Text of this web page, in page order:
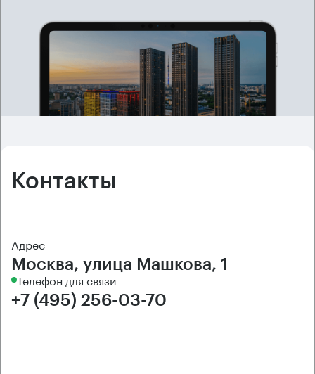
Контакты
Адрес
Москва, улица Машкова, 1
Телефон для связи
+7 (495) 256-03-70